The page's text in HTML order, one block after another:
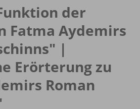
der
Fatma Aydemirs
|
Erörterung zu
Roman